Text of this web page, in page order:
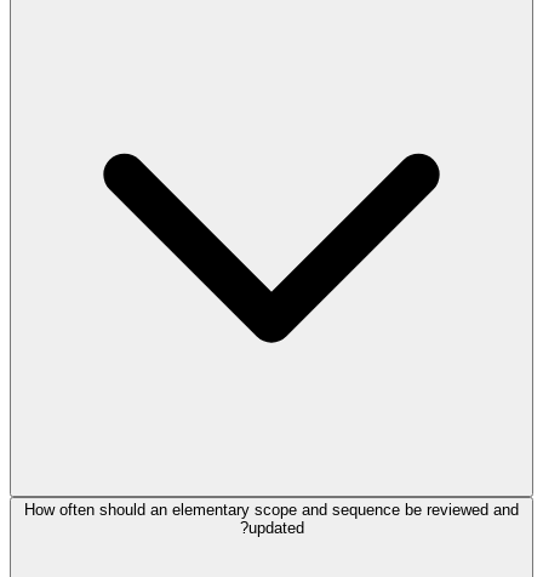
How often should an elementary scope and sequence be reviewed and
updated?